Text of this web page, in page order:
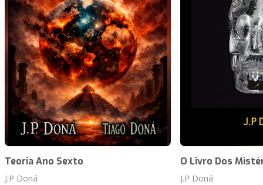
Teoria Ano Sexto
J.P Doná
O Livro Dos
J.P Doná